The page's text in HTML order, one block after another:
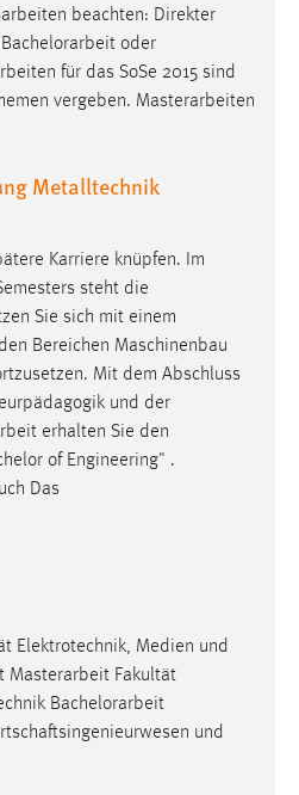
beachten: Direkter
Bachelorarbeit oder
für das SoSe 2015 sind
vergeben. Masterarbeiten
Metalltechnik
Karriere knüpfen. Im
steht die
Sie sich mit einem
Bereichen Maschinenbau
Mit dem Abschluss
und der
erhalten Sie den
of Engineering" .
Das
Elektrotechnik, Medien und
Masterarbeit Fakultät
Bachelorarbeit
und